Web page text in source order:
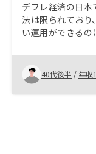
デフレ経済の日
法は限られており
い運用ができるの
た。営業の方は
ましたが、本当
話を聞いて思い
もしっかりしてお
3棟購入してわか
40代後半 / 年収